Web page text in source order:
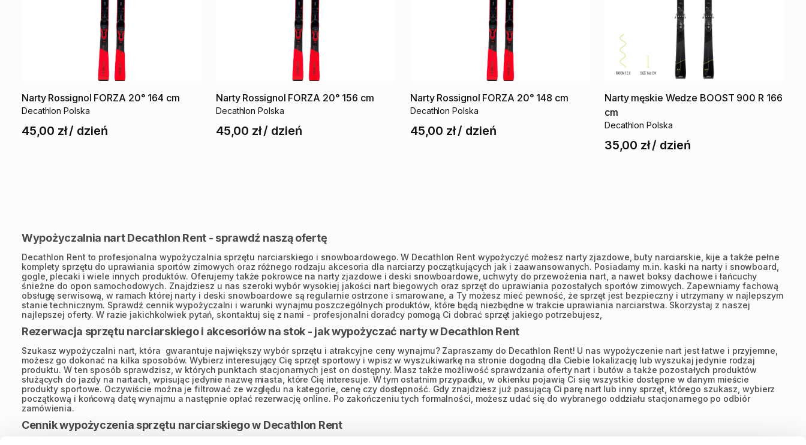
Narty Rossignol FORZA 20° 164 cm
Decathlon Polska
45,00 zł/ dzień
Narty Rossignol FORZA 20° 156 cm
Decathlon Polska
45,00 zł/ dzień
Narty Rossignol FORZA 20° 148 cm
Decathlon Polska
45,00 zł/ dzień
Narty męskie Wedze BOOST 900 R 166
cm
Decathlon Polska
35,00 zł/ dzień
Wypożyczalnia nart Decathlon Rent - sprawdź naszą ofertę
Decathlon Rent to profesjonalna wypożyczalnia sprzętu narciarskiego i snowboardowego. W Decathlon Rent wypożyczyć możesz narty zjazdowe, buty narciarskie, kije a także pełne
komplety sprzętu do uprawiania sportów zimowych oraz różnego rodzaju akcesoria dla narciarzy początkujących jak i zaawansowanych. Posiadamy m.in. kaski na narty i snowboard,
gogle, plecaki i wiele innych produktów. Oferujemy także pokrowce na narty zjazdowe i deski snowboardowe, uchwyty do przewożenia nart, a nawet boksy dachowe i łańcuchy
śnieżne do opon samochodowych. Znajdziesz u nas szeroki wybór wysokiej jakości nart biegowych oraz sprzęt do uprawiania pozostałych sportów zimowych. Zapewniamy fachową
obsługę serwisową, w ramach której narty i deski snowboardowe są regularnie ostrzone i smarowane, a Ty możesz mieć pewność, że sprzęt jest bezpieczny i utrzymany w najlepszym
stanie technicznym. Sprawdź cennik wypożyczalni i warunki wynajmu poszczególnych produktów, które będą niezbędne w trakcie uprawiania narciarstwa. Skorzystaj z naszej
najlepszej oferty. W razie jakichkolwiek pytań, skontaktuj się z nami - profesjonalni doradcy pomogą Ci dobrać sprzęt jakiego potrzebujesz,
Rezerwacja sprzętu narciarskiego i akcesoriów na stok - jak wypożyczać narty w Decathlon Rent
Szukasz wypożyczalni nart, która gwarantuje największy wybór sprzętu i atrakcyjne ceny wynajmu? Zapraszamy do Decathlon Rent! U nas wypożyczenie nart jest łatwe i przyjemne,
możesz go dokonać na kilka sposobów. Wybierz interesujący Cię sprzęt sportowy i wpisz w wyszukiwarkę na stronie dogodną dla Ciebie lokalizację lub wyszukaj jedynie rodzaj
produktu. W ten sposób sprawdzisz, w których punktach stacjonarnych jest on dostępny. Masz także możliwość sprawdzania oferty nart i butów a także pozostałych produktów
służących do jazdy na nartach, wpisując jedynie nazwę miasta, które Cię interesuje. W tym ostatnim przypadku, w okienku pojawią Ci się wszystkie dostępne w danym mieście
produkty sportowe. Oczywiście można je filtrować ze względu na kategorie, cenę czy dostępność. Gdy znajdziesz już pasującą Ci parę nart lub inny sprzęt, którego szukasz, wybierz
początkową i końcową datę wynajmu a następnie opłać rezerwację online. Po zakończeniu tych formalności, możesz udać się do wybranego oddziału stacjonarnego po odbiór
zamówienia.
Cennik wypożyczenia sprzętu narciarskiego w Decathlon Rent